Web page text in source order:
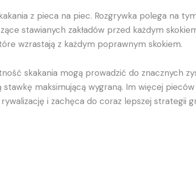
z pieca na piec. Rozgrywka polega na
stawianych zakładów przed każdym
wzrastają z każdym poprawnym skokiem.
skakania mogą prowadzić do znacznych
maksimującą wygraną. Im więcej
i zachęca do coraz lepszej strategii